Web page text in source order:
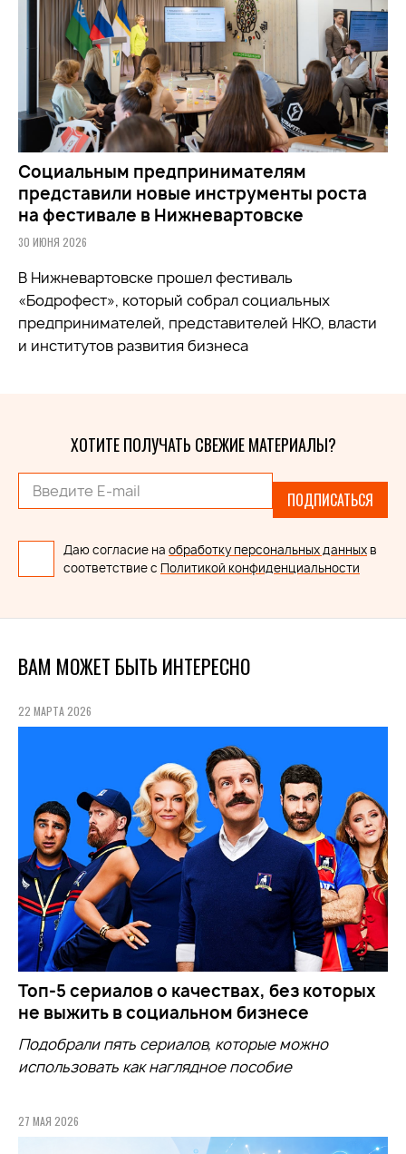
Социальным предпринимателям
представили новые инструменты роста
на фестивале в Нижневартовске
30 ИЮНЯ 2026
В Нижневартовске прошел фестиваль
«Бодрофест», который собрал социальных
предпринимателей, представителей НКО, власти
и институтов развития бизнеса
ХОТИТЕ ПОЛУЧАТЬ СВЕЖИЕ МАТЕРИАЛЫ?
ПОДПИСАТЬСЯ
Даю согласие на обработку персональных данных в
соответствие с Политикой конфиденциальности
ВАМ МОЖЕТ БЫТЬ ИНТЕРЕСНО
22 МАРТА 2026
Топ-5 сериалов о качествах, без которых
не выжить в социальном бизнесе
Подобрали пять сериалов, которые можно
использовать как наглядное пособие
27 МАЯ 2026